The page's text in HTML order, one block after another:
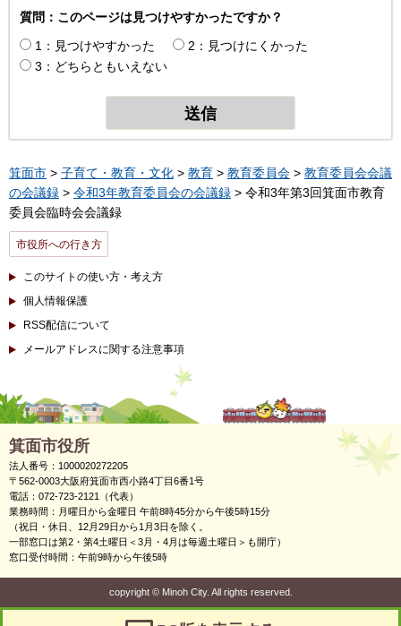
質問：このページは見つけやすかったですか？
1：見つけやすかった
2：見つけにくかった
3：どちらともいえない
箕面市 > 子育て・教育・文化 > 教育 > 教育委員会 > 教育委員会会議
の会議録 > 令和3年教育委員会の会議録 > 令和3年第3回箕面市教育
委員会臨時会会議録
市役所への行き方
このサイトの使い方・考え方
個人情報保護
RSS配信について
メールアドレスに関する注意事項
箕面市役所
法人番号：1000020272205
〒562-0003大阪府箕面市西小路4丁目6番1号
電話：072-723-2121（代表）
業務時間：月曜日から金曜日 午前8時45分から午後5時15分
（祝日・休日、12月29日から1月3日を除く。
一部窓口は第2・第4土曜日＜3月・4月は毎週土曜日＞も開庁）
窓口受付時間：午前9時から午後5時
copyright ©Minoh City. All rights reserved.